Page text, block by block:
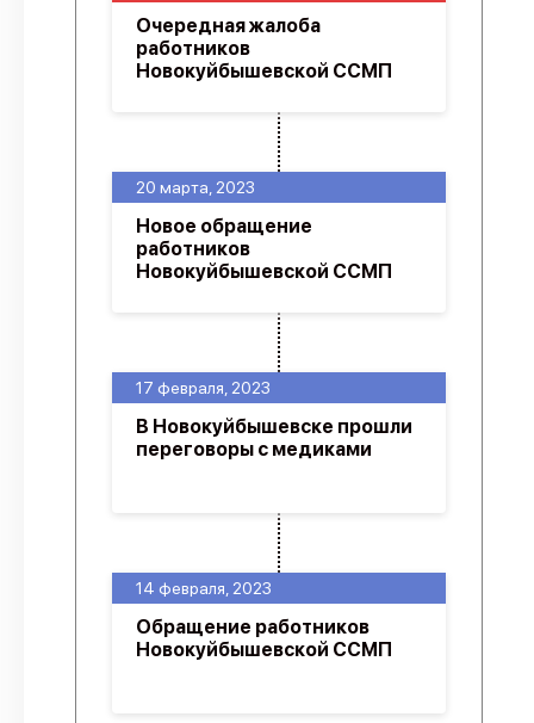
14 февраля, 2023
Обращение работников
Новокуйбышевской ССМП
17 февраля, 2023
В Новокуйбышевске прошли
переговоры с медиками
20 марта, 2023
Новое обращение
работников
Новокуйбышевской ССМП
Очередная жалоба
работников
Новокуйбышевской ССМП